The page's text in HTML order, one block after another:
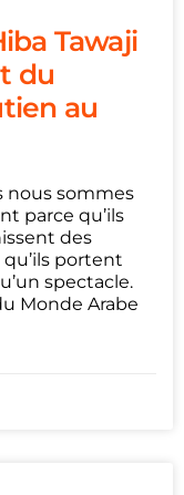
Tawaji
du
au
nous sommes
parce qu’ils
des
portent
spectacle.
Monde Arabe